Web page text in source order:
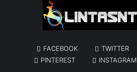
FACEBOOK TWITTER
PINTEREST
INSTAGRAM